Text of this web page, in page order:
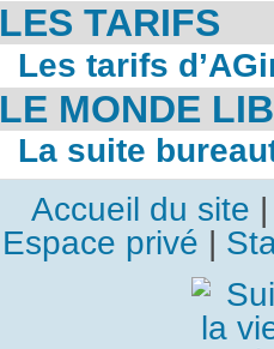
LES TARIFS
Les tarifs
LE MONDE
La suite
Accueil du site
Espace privé |